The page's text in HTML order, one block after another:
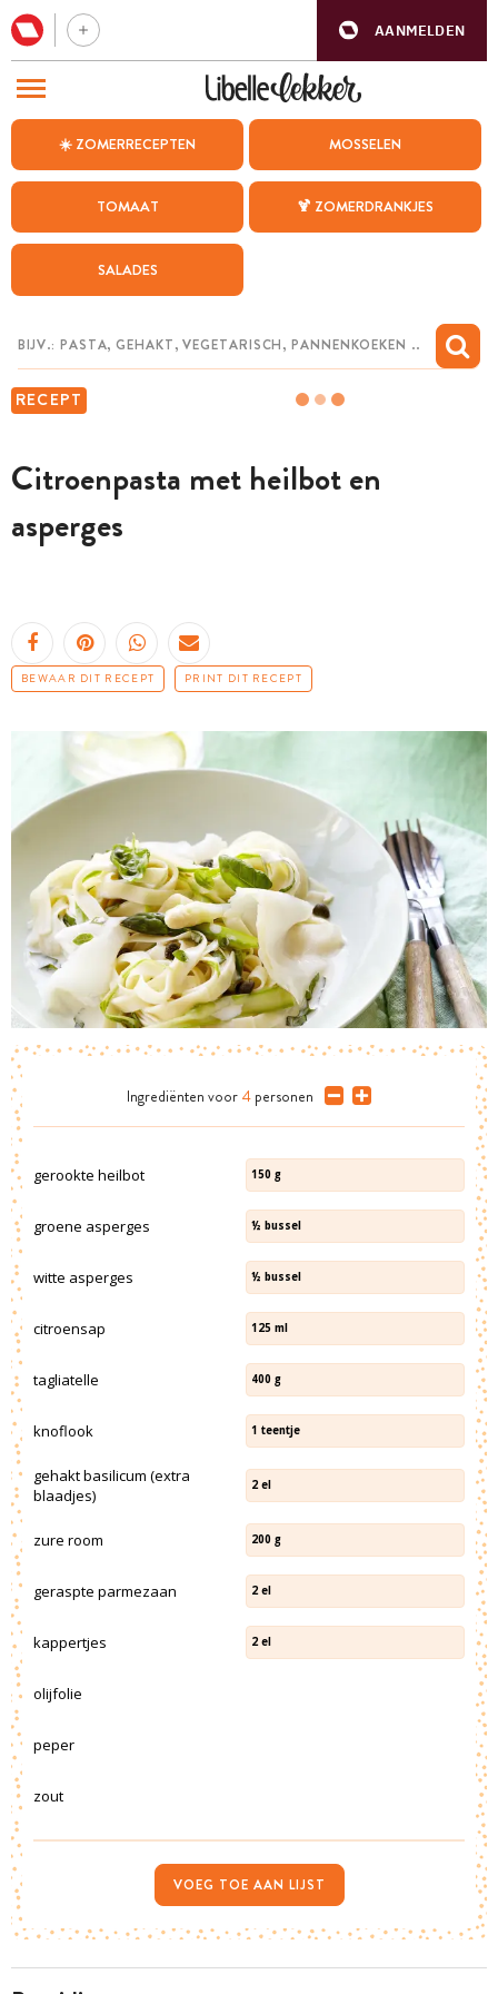
AANMELDEN
☀️ ZOMERRECEPTEN MOSSELEN
TOMAAT 🍹 ZOMERDRANKJES
SALADES
RECEPT
Citroenpasta met heilbot en
asperges
BEWAAR DIT RECEPT PRINT DIT RECEPT
Ingrediënten voor 4 personen
gerookte heilbot 150 g
groene asperges ½ bussel
witte asperges ½ bussel
citroensap 125 ml
tagliatelle 400 g
knoflook 1 teentje
gehakt basilicum (extra
blaadjes)
2 el
zure room 200 g
geraspte parmezaan 2 el
kappertjes 2 el
olijfolie
peper
zout
VOEG TOE AAN LIJST
BEZOEK ONZE ANDERE WEBSITES
WEEKMENU
CHAT MET MAIA
MIJN BEWAARDE RECEPTEN